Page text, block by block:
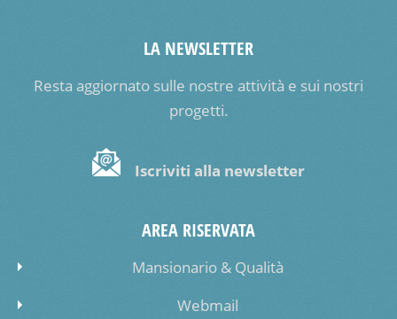
LA NEWSLETTER
Resta aggiornato sulle nostre attività e sui nostri
progetti.
Iscriviti alla newsletter
AREA RISERVATA
Mansionario & Qualità
Webmail